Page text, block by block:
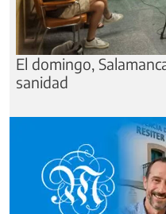
El domingo,
sanidad